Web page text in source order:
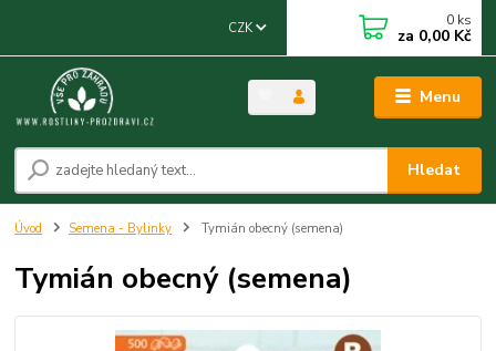
Menu
CZK
Hledat
0 ks
za 0,00 Kč
Úvod Semena - Bylinky Tymián obecný (semena)
Tymián obecný (semena)